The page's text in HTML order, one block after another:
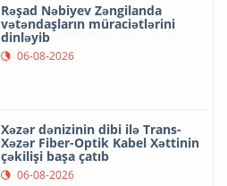
Rəşad Nəbiyev Zəngilanda
vətəndaşların müraciətlərini
dinləyib
06-08-2026
Xəzər dənizinin dibi ilə Trans-
Xəzər Fiber-Optik Kabel Xəttinin
çəkilişi başa çatıb
06-08-2026